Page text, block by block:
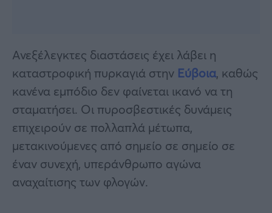
Ανεξέλεγκτες διαστάσεις έχει λάβει η
καταστροφική πυρκαγιά στην Εύβοια, καθώς
κανένα εμπόδιο δεν φαίνεται ικανό να τη
σταματήσει. Οι πυροσβεστικές δυνάμεις
επιχειρούν σε πολλαπλά μέτωπα,
μετακινούμενες από σημείο σε σημείο σε
έναν συνεχή, υπεράνθρωπο αγώνα
αναχαίτισης των φλογών.